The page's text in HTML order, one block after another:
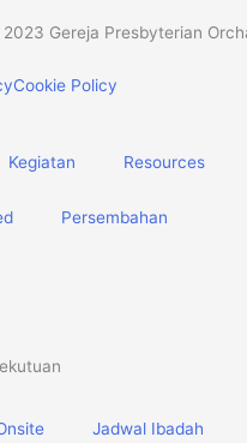
Gereja Presbyterian
Cookie Policy
Kegiatan Resources
Persembahan
Jadwal Ibadah